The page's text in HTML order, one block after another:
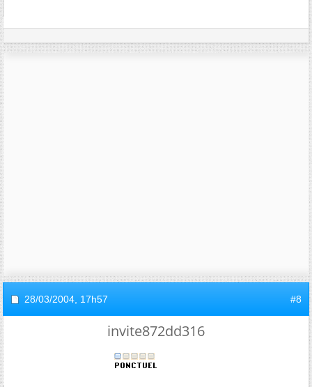
28/03/2004, 17h57 #8
invite872dd316